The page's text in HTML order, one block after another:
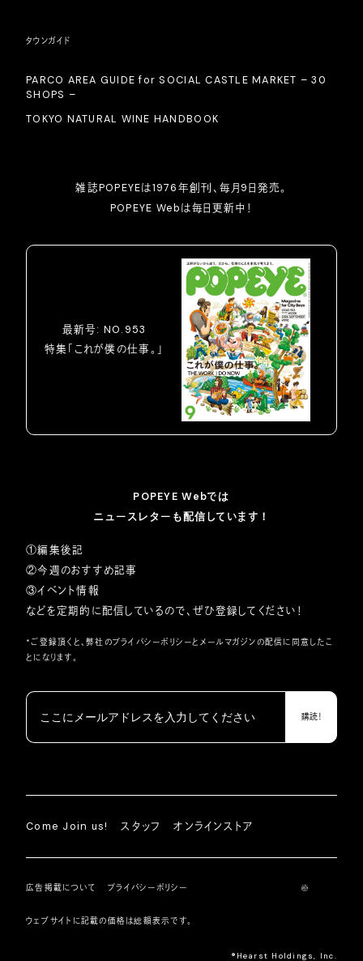
タウンガイド
PARCO AREA GUIDE for SOCIAL CASTLE MARKET – 30
SHOPS –
TOKYO NATURAL WINE HANDBOOK
雑誌POPEYEは1976年創刊、毎月9日発売。
POPEYE Webは毎日更新中！
最新号: NO.953
特集「これが僕の仕事。」
POPEYE Webでは
ニュースレターも配信しています！
①編集後記
②今週のおすすめ記事
③イベント情報
などを定期的に配信しているので、ぜひ登録してください！
*ご登録頂くと、弊社のプライバシーポリシーとメールマガジンの配信に同意したこ
とになります。
Come Join us! スタッフ オンラインストア
広告掲載について プライバシーポリシー
ウェブサイトに記載の価格は総額表示です。
®︎Hearst Holdings, Inc.